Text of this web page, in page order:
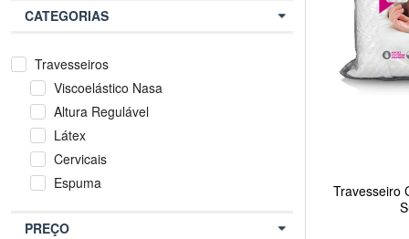
CATEGORIAS
Travesseiros
Viscoelástico Nasa
Altura Regulável
Látex
Cervicais
Espuma
PREÇO
Travesseiro